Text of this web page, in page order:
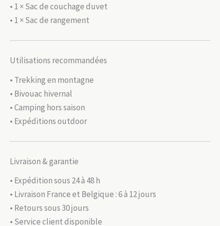
• 1 × Sac de couchage duvet
• 1 × Sac de rangement
Utilisations recommandées
• Trekking en montagne
• Bivouac hivernal
• Camping hors saison
• Expéditions outdoor
Livraison & garantie
• Expédition sous 24 à 48 h
• Livraison France et Belgique : 6 à 12 jours
• Retours sous 30 jours
• Service client disponible